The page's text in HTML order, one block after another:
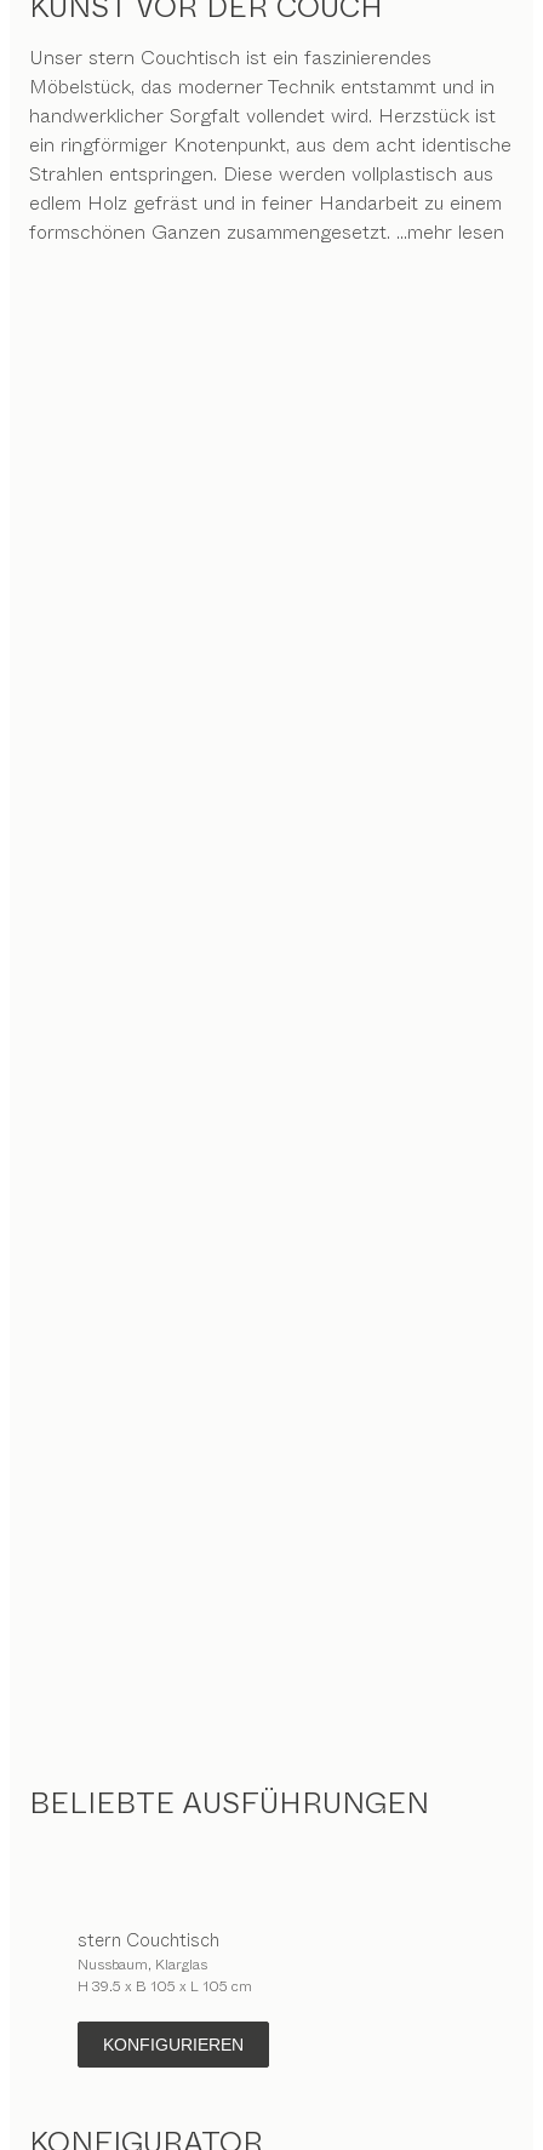
Unser stern Couchtisch ist ein faszinierendes
Möbelstück, das moderner Technik entstammt und in
handwerklicher Sorgfalt vollendet wird. Herzstück ist
ein ringförmiger Knotenpunkt, aus dem acht identische
Strahlen entspringen. Diese werden vollplastisch aus
edlem Holz gefräst und in feiner Handarbeit zu einem
formschönen Ganzen zusammengesetzt. ...mehr lesen
BELIEBTE AUSFÜHRUNGEN
stern Couchtisch
Nussbaum, Klarglas
H 39.5 x B 105 x L 105 cm
KONFIGURIEREN